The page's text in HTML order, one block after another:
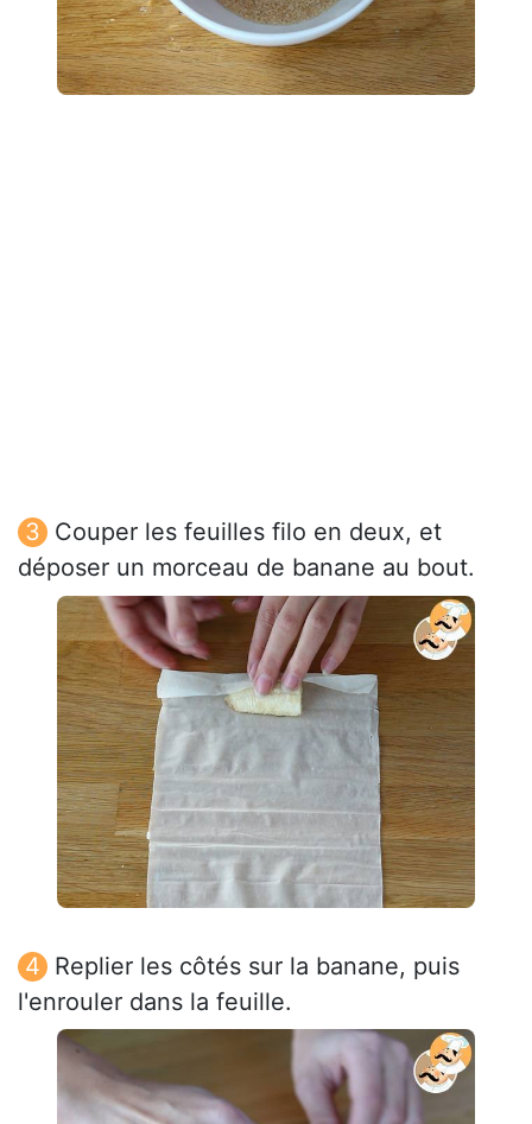
Couper les feuilles filo en deux, et
déposer un morceau de banane au bout.
Replier les côtés sur la banane, puis
l'enrouler dans la feuille.